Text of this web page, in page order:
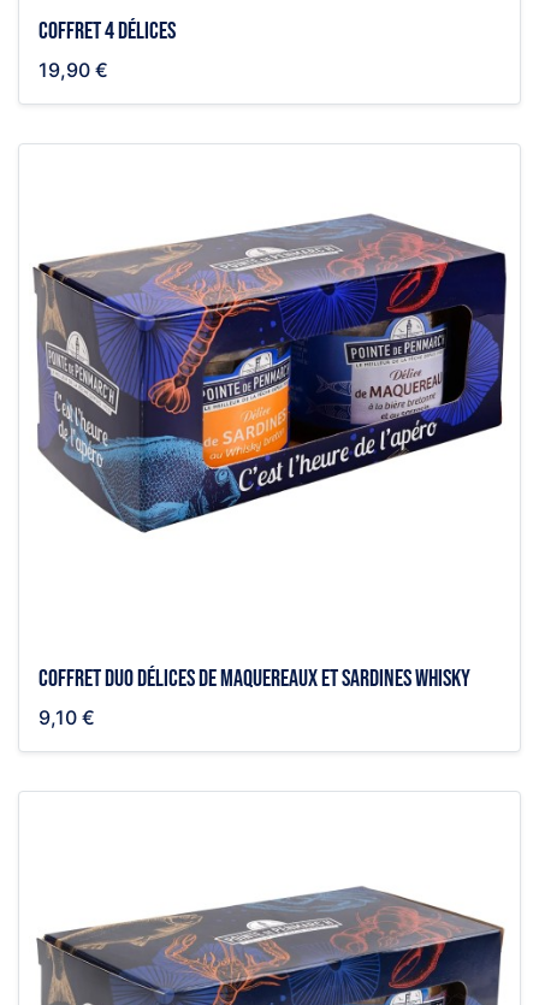
Coffret 4 délices
19,90 €
Coffret duo délices de maquereaux et sardines whisky
9,10 €